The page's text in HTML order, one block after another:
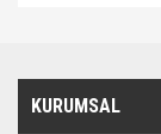
KURUMSAL